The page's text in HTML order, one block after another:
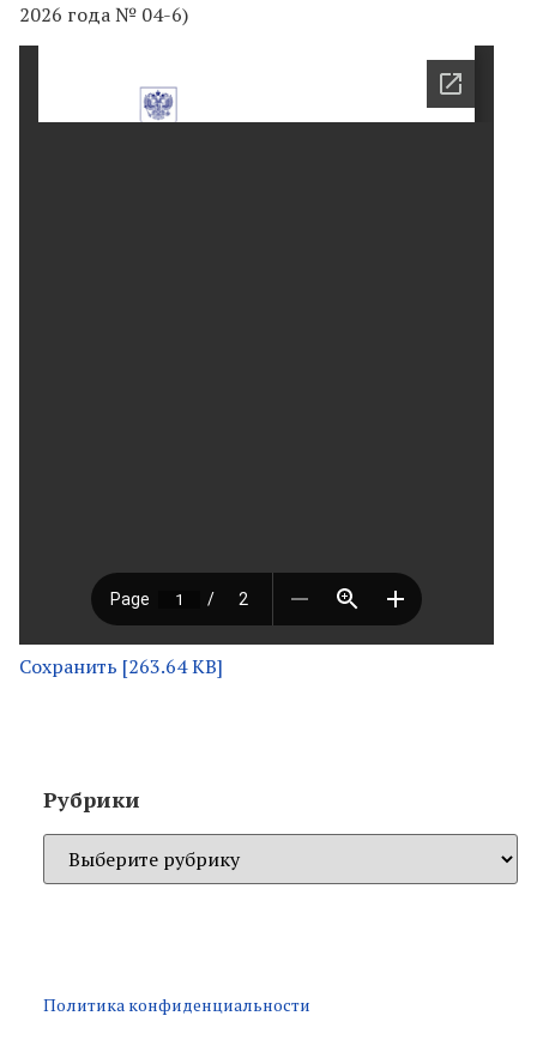
2026 года № 04-6)
Сохранить [263.64 KB]
Рубрики
Политика конфиденциальности